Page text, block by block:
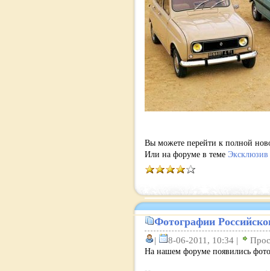
Вы можете перейти к полной
Или на форуме в теме Эксклюзив
Фотографии
| 8-06-2011, 10:34 |
На нашем форуме появились